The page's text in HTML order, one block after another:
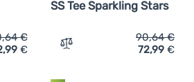
T-Shirt Icebreaker Men Merino
€
€
SS Tee Sparkling Stars
Zum Vergleich 'Damen-T-
90,64€
72,99 €